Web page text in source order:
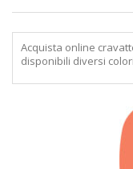
Acquista online
disponibili diversi